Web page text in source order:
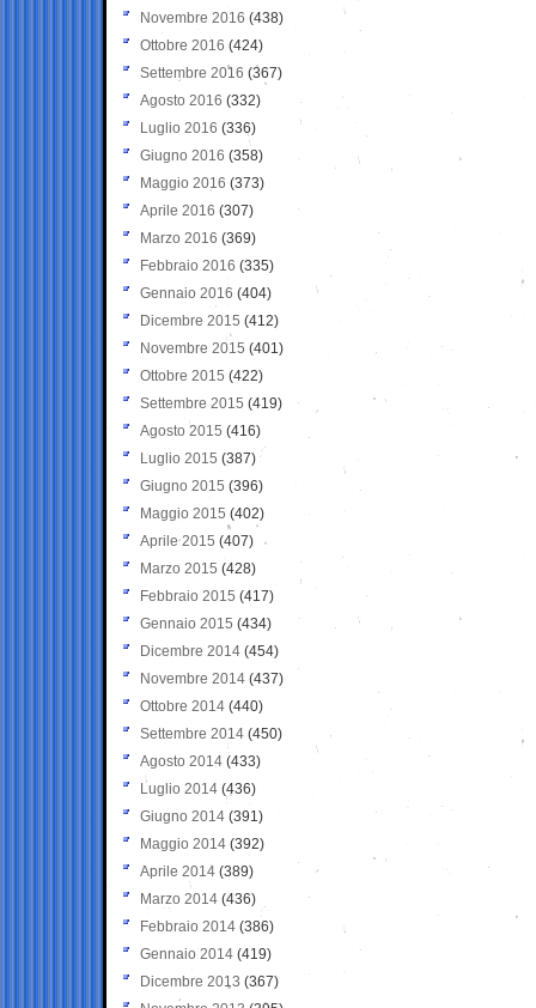
Novembre 2016 (438)
Ottobre 2016 (424)
Settembre 2016 (367)
Agosto 2016 (332)
Luglio 2016 (336)
Giugno 2016 (358)
Maggio 2016 (373)
Aprile 2016 (307)
Marzo 2016 (369)
Febbraio 2016 (335)
Gennaio 2016 (404)
Dicembre 2015 (412)
Novembre 2015 (401)
Ottobre 2015 (422)
Settembre 2015 (419)
Agosto 2015 (416)
Luglio 2015 (387)
Giugno 2015 (396)
Maggio 2015 (402)
Aprile 2015 (407)
Marzo 2015 (428)
Febbraio 2015 (417)
Gennaio 2015 (434)
Dicembre 2014 (454)
Novembre 2014 (437)
Ottobre 2014 (440)
Settembre 2014 (450)
Agosto 2014 (433)
Luglio 2014 (436)
Giugno 2014 (391)
Maggio 2014 (392)
Aprile 2014 (389)
Marzo 2014 (436)
Febbraio 2014 (386)
Gennaio 2014 (419)
Dicembre 2013 (367)